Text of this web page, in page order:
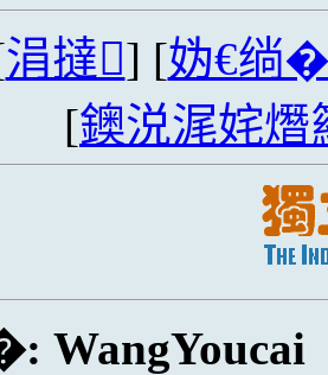
涓撻] [妫€绱
[鐭涚浘姹熸
WangYoucai